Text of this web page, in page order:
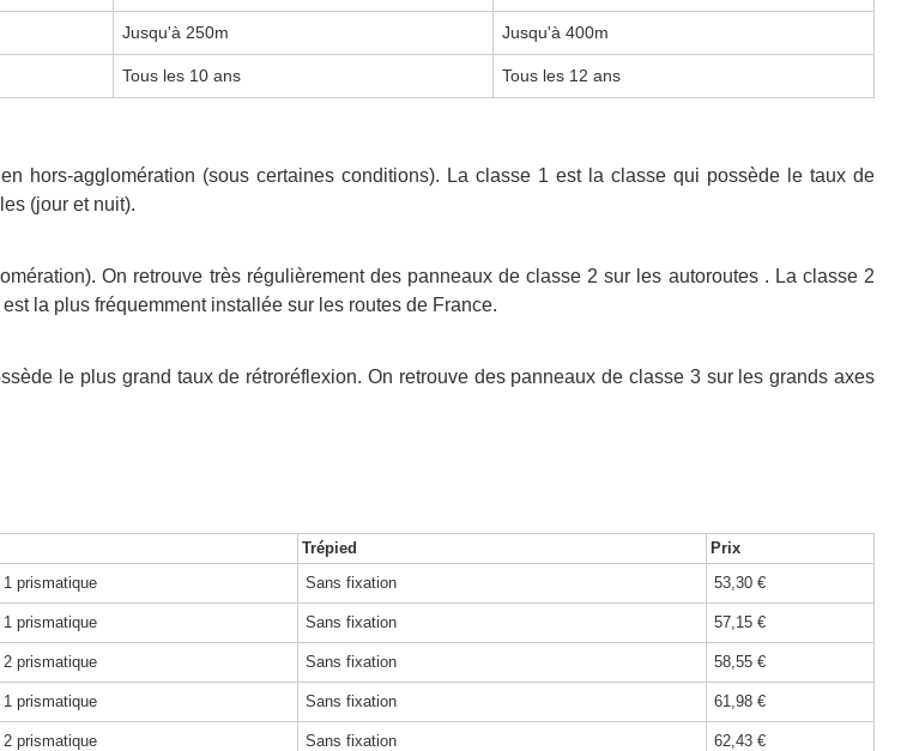
Jusqu'à 250m Jusqu'à 400m
Tous les 10 ans Tous les 12 ans
hors-agglomération (sous certaines conditions). La classe 1 est la classe qui possède le taux de
(jour et nuit).
On retrouve très régulièrement des panneaux de classe 2 sur les autoroutes . La classe 2
la plus fréquemment installée sur les routes de France.
le plus grand taux de rétroréflexion. On retrouve des panneaux de classe 3 sur les grands axes
Trépied
Prix
prismatique Sans fixation 53,30 €
prismatique Sans fixation 57,15 €
prismatique Sans fixation 58,55 €
prismatique Sans fixation 61,98 €
prismatique Sans fixation 62,43 €